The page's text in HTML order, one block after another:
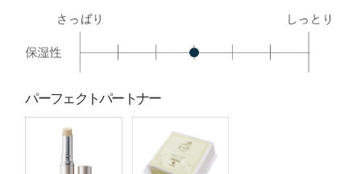
パーフェクトパートナー